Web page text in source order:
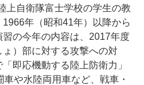
自衛隊富士学校の学生の教
年（昭和41年）以降から
の今年の内容は、2017年度
）部に対する攻撃への対
即応機動する陸上防衛力」
や水陸両用車など、戦車・